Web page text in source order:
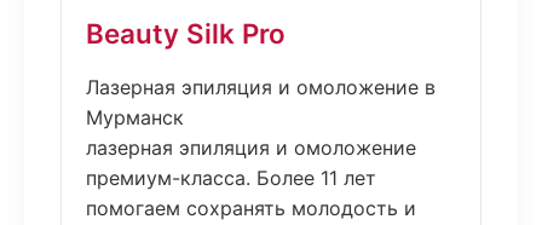
Beauty Silk Pro
Лазерная эпиляция и омоложение в
Мурманск
лазерная эпиляция и омоложение
премиум-класса. Более 11 лет
помогаем сохранять молодость и